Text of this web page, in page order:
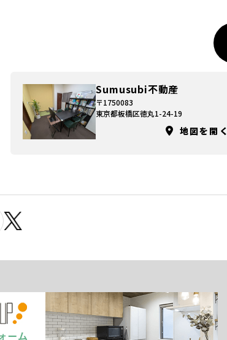
Sumusubi不動産
〒1750083
東京都板橋区徳丸1-24-19
地図を開く